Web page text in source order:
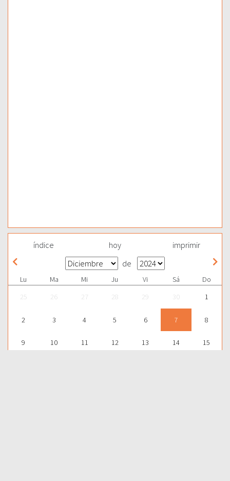
índice hoy imprimir
de
Lu Ma Mi Ju Vi Sá
Do
25
26 27 28 29 30 1
2 3 4 5 6 7 8
9 10 11 12 13 14 15